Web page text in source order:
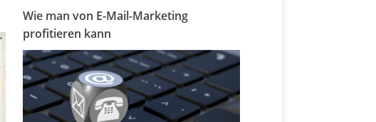
Wie man von E-Mail-Marketing
profitieren kann